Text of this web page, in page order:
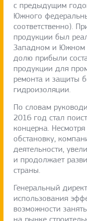
с предыдущим
Южного
соответственно).
продукции был
Западном и Южном
долю прибыли
продукции для
ремонта и защиты
гидроизоляции.
По словам
2016 год стал
концерна.
обстановку,
деятельности,
и продолжает
страны.
Генеральный
использования
возможности